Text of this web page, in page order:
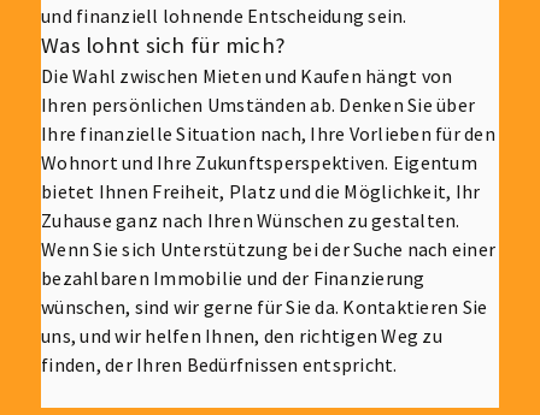
und finanziell lohnende Entscheidung sein.
Was lohnt sich für mich?
Die Wahl zwischen Mieten und Kaufen hängt von
Ihren persönlichen Umständen ab. Denken Sie über
Ihre finanzielle Situation nach, Ihre Vorlieben für den
Wohnort und Ihre Zukunftsperspektiven. Eigentum
bietet Ihnen Freiheit, Platz und die Möglichkeit, Ihr
Zuhause ganz nach Ihren Wünschen zu gestalten.
Wenn Sie sich Unterstützung bei der Suche nach einer
bezahlbaren Immobilie und der Finanzierung
wünschen, sind wir gerne für Sie da. Kontaktieren Sie
uns, und wir helfen Ihnen, den richtigen Weg zu
finden, der Ihren Bedürfnissen entspricht.